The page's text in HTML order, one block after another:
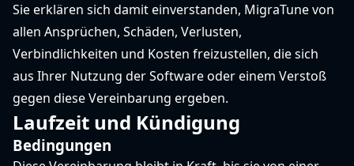
Sie erklären sich damit einverstanden, MigraTune von
allen Ansprüchen, Schäden, Verlusten,
Verbindlichkeiten und Kosten freizustellen, die sich
aus Ihrer Nutzung der Software oder einem Verstoß
gegen diese Vereinbarung ergeben.
Laufzeit und Kündigung
Bedingungen